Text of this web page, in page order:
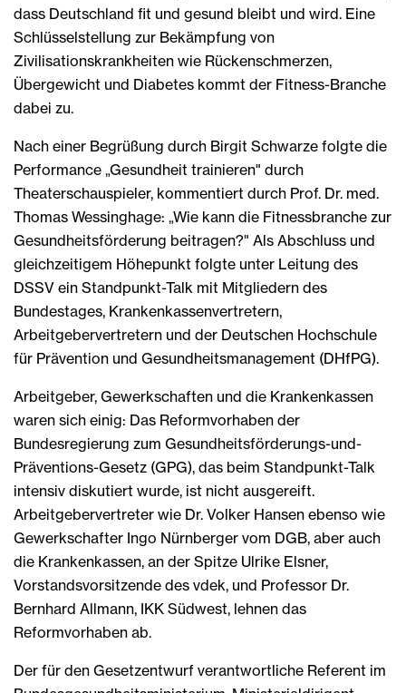
dass Deutschland fit und gesund bleibt und wird. Eine
Schlüsselstellung zur Bekämpfung von
Zivilisationskrankheiten wie Rückenschmerzen,
Übergewicht und Diabetes kommt der Fitness-Branche
dabei zu.
Nach einer Begrüßung durch Birgit Schwarze folgte die
Performance „Gesundheit trainieren" durch
Theaterschauspieler, kommentiert durch Prof. Dr. med.
Thomas Wessinghage: „Wie kann die Fitnessbranche zur
Gesundheitsförderung beitragen?" Als Abschluss und
gleichzeitigem Höhepunkt folgte unter Leitung des
DSSV ein Standpunkt-Talk mit Mitgliedern des
Bundestages, Krankenkassenvertretern,
Arbeitgebervertretern und der Deutschen Hochschule
für Prävention und Gesundheitsmanagement (DHfPG).
Arbeitgeber, Gewerkschaften und die Krankenkassen
waren sich einig: Das Reformvorhaben der
Bundesregierung zum Gesundheitsförderungs-und-
Präventions-Gesetz (GPG), das beim Standpunkt-Talk
intensiv diskutiert wurde, ist nicht ausgereift.
Arbeitgebervertreter wie Dr. Volker Hansen ebenso wie
Gewerkschafter Ingo Nürnberger vom DGB, aber auch
die Krankenkassen, an der Spitze Ulrike Elsner,
Vorstandsvorsitzende des vdek, und Professor Dr.
Bernhard Allmann, IKK Südwest, lehnen das
Reformvorhaben ab.
Der für den Gesetzentwurf verantwortliche Referent im